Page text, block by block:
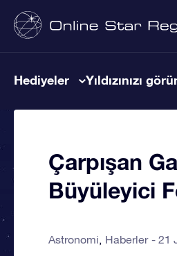
Hediyeler Yıldızınızı
Çarpışan
Büyüleyici
Astronomi Haberler 21